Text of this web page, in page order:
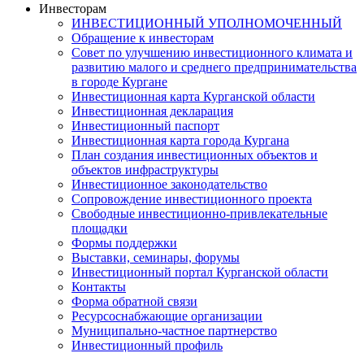
Инвесторам
ИНВЕСТИЦИОННЫЙ УПОЛНОМОЧЕННЫЙ
Обращение к инвесторам
Совет по улучшению инвестиционного климата и
развитию малого и среднего предпринимательства
в городе Кургане
Инвестиционная карта Курганской области
Инвестиционная декларация
Инвестиционный паспорт
Инвестиционная карта города Кургана
План создания инвестиционных объектов и
объектов инфраструктуры
Инвестиционное законодательство
Сопровождение инвестиционного проекта
Свободные инвестиционно-привлекательные
площадки
Формы поддержки
Выставки, семинары, форумы
Инвестиционный портал Курганской области
Контакты
Форма обратной связи
Ресурсоснабжающие организации
Муниципально-частное партнерство
Инвестиционный профиль